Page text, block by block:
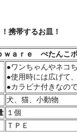
携帯するお皿！
ｗａｒｅ ぺたん
●ワンちゃんやネコ
●使用時には広げて
●カラビナ付きなの
犬、猫、小動物
１個
ＴＰＥ